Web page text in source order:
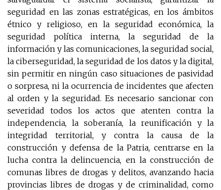
seguridad en las zonas estratégicas, en los ámbitos
étnico y religioso, en la seguridad económica, la
seguridad política interna, la seguridad de la
información y las comunicaciones, la seguridad social,
la ciberseguridad, la seguridad de los datos y la digital,
sin permitir en ningún caso situaciones de pasividad
o sorpresa, ni la ocurrencia de incidentes que afecten
al orden y la seguridad. Es necesario sancionar con
severidad todos los actos que atenten contra la
independencia, la soberanía, la reunificación y la
integridad territorial, y contra la causa de la
construcción y defensa de la Patria, centrarse en la
lucha contra la delincuencia, en la construcción de
comunas libres de drogas y delitos, avanzando hacia
provincias libres de drogas y de criminalidad, como